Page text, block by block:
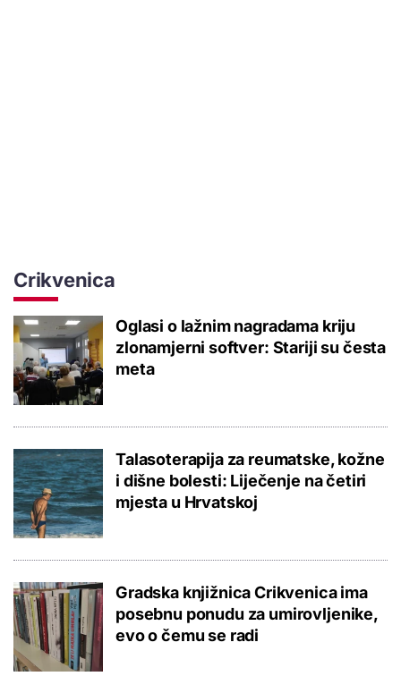
Crikvenica
Oglasi o lažnim nagradama kriju
zlonamjerni softver: Stariji su česta
meta
Talasoterapija za reumatske, kožne
i dišne bolesti: Liječenje na četiri
mjesta u Hrvatskoj
Gradska knjižnica Crikvenica ima
posebnu ponudu za umirovljenike,
evo o čemu se radi